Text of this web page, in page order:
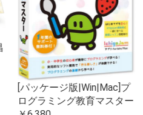
[パッケージ版|Win|Mac]プ
ログラミング教育マスター